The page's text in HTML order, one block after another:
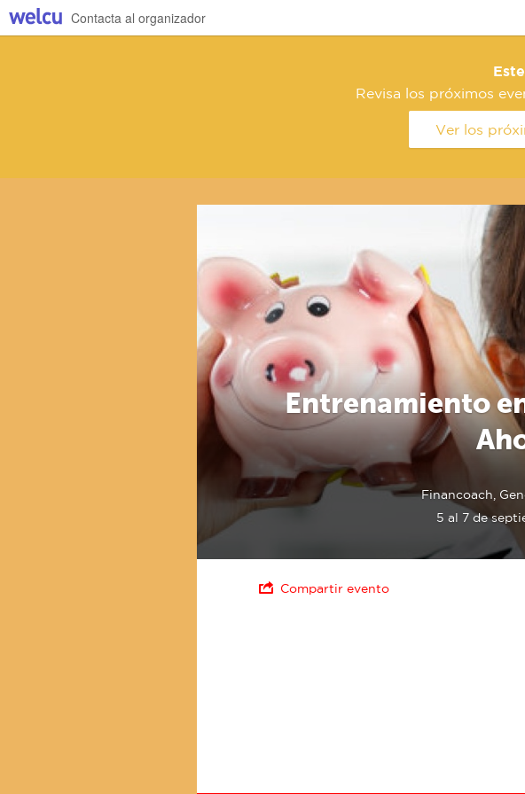
Contacta al organizador
Revisa los próximos
Ver los
Entrenamiento
Financoach,
5 al 7 de
Compartir evento